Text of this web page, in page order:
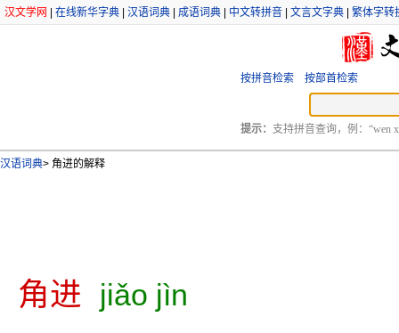
汉文学网 在线新华字典 汉语词典 成语词典 中文转拼音 文言文字典 繁体字转
按拼音检索 按部首检索
提示： 支持拼音查询，例：“wen
汉语词典> 角进的解释
角进 jiǎo jìn